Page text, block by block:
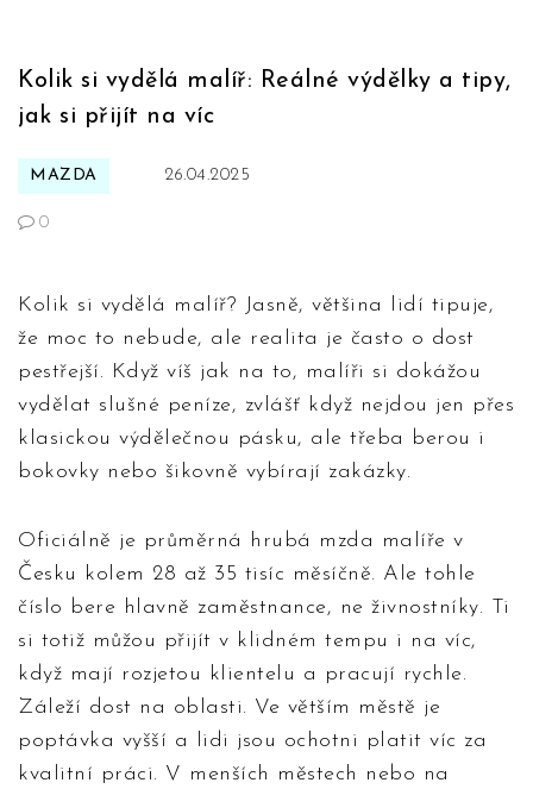
Kolik si vydělá malíř: Reálné výdělky a tipy,
jak si přijít na víc
MAZDA 26.04.2025
0
Kolik si vydělá malíř? Jasně, většina lidí tipuje,
že moc to nebude, ale realita je často o dost
pestřejší. Když víš jak na to, malíři si dokážou
vydělat slušné peníze, zvlášť když nejdou jen přes
klasickou výdělečnou pásku, ale třeba berou i
bokovky nebo šikovně vybírají zakázky.
Oficiálně je průměrná hrubá mzda malíře v
Česku kolem 28 až 35 tisíc měsíčně. Ale tohle
číslo bere hlavně zaměstnance, ne živnostníky. Ti
si totiž můžou přijít v klidném tempu i na víc,
když mají rozjetou klientelu a pracují rychle.
Záleží dost na oblasti. Ve větším městě je
poptávka vyšší a lidi jsou ochotni platit víc za
kvalitní práci. V menších městech nebo na